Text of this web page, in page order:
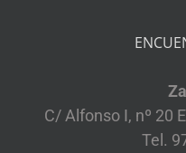
C/ Alfonso I, nº 20
Tel.